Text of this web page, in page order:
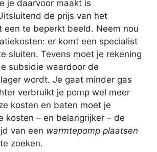
je daarvoor maakt is
de prijs van het
een te beperkt beeld. Neem nou
er komt een specialist
sluiten. Tevens moet je rekening
subsidie waardoor de
wordt. Je gaat minder gas
verbruikt je pomp wel meer
kosten en baten moet je
kosten – en belangrijker – de
van een warmtepomp plaatsen
zoeken.